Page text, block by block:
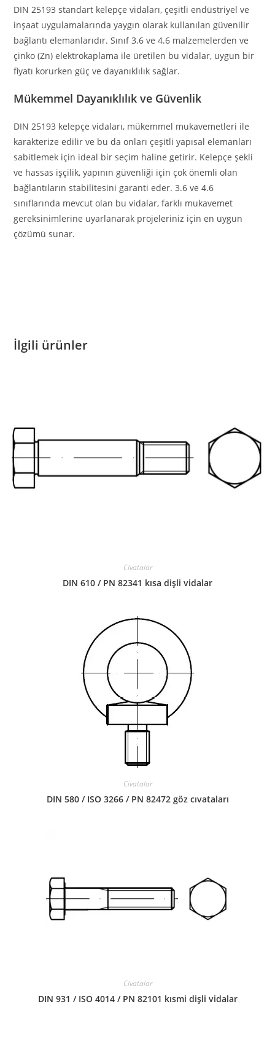
DIN 25193 standart kelepçe vidaları, çeşitli endüstriyel ve
inşaat uygulamalarında yaygın olarak kullanılan güvenilir
bağlantı elemanlarıdır. Sınıf 3.6 ve 4.6 malzemelerden ve
çinko (Zn) elektrokaplama ile üretilen bu vidalar, uygun bir
fiyatı korurken güç ve dayanıklılık sağlar.
Mükemmel Dayanıklılık ve Güvenlik
DIN 25193 kelepçe vidaları, mükemmel mukavemetleri ile
karakterize edilir ve bu da onları çeşitli yapısal elemanları
sabitlemek için ideal bir seçim haline getirir. Kelepçe şekli
ve hassas işçilik, yapının güvenliği için çok önemli olan
bağlantıların stabilitesini garanti eder. 3.6 ve 4.6
sınıflarında mevcut olan bu vidalar, farklı mukavemet
gereksinimlerine uyarlanarak projeleriniz için en uygun
çözümü sunar.
İlgili ürünler
Civatalar
DIN 610 / PN 82341 kısa dişli vidalar
Civatalar
DIN 580 / ISO 3266 / PN 82472 göz cıvataları
Civatalar
DIN 931 / ISO 4014 / PN 82101 kısmi dişli vidalar